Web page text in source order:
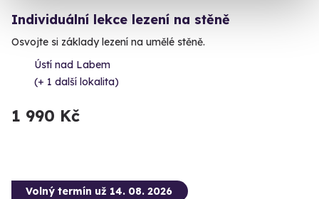
Individuální lekce lezení na stěně
Osvojte si základy lezení na umělé stěně.
Ústí nad Labem
(+ 1 další lokalita)
1 990 Kč
Volný termín už 14. 08. 2026